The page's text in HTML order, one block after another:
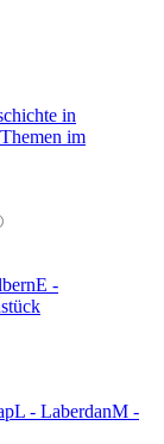
in
Themen im
E -
L - LaberdanM -